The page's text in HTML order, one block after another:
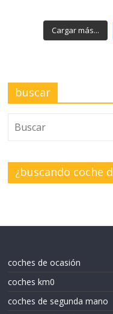
Cargar más...
buscar
¿buscando coche
coches de ocasión
coches km0
coches de segunda mano